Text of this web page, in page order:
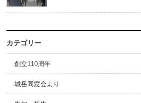
カテゴリー
創立110周年
城岳同窓会より